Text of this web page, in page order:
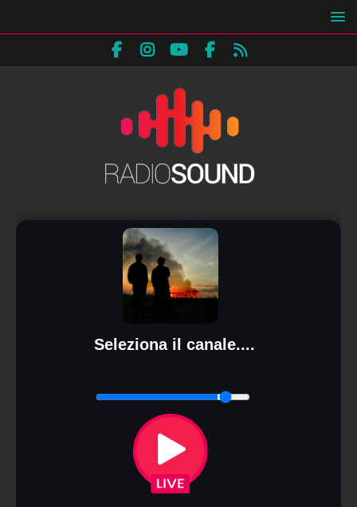
Seleziona il canale....